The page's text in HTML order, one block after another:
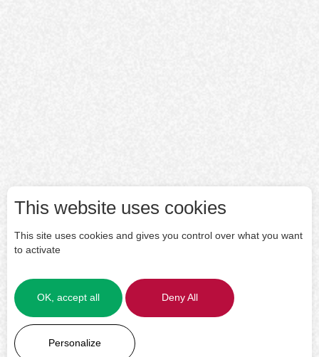
This website uses cookies
This site uses cookies and gives you control over what you want
to activate
OK, accept all Deny All
Personalize